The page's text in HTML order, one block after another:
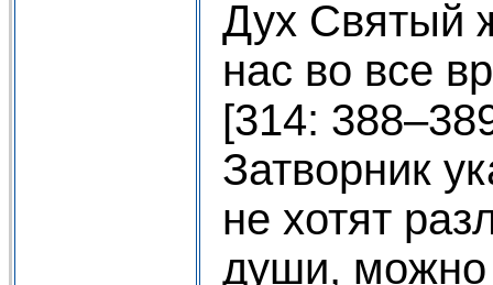
Дух Святый
нас во все
[314:
Затворник
не хотят
души, можно